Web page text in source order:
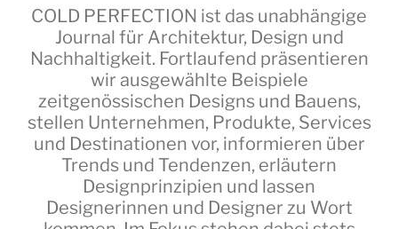
COLD PERFECTION ist das unabhängige
Journal für Architektur, Design und
Nachhaltigkeit. Fortlaufend präsentieren
wir ausgewählte Beispiele
zeitgenössischen Designs und Bauens,
stellen Unternehmen, Produkte, Services
und Destinationen vor, informieren über
Trends und Tendenzen, erläutern
Designprinzipien und lassen
Designerinnen und Designer zu Wort